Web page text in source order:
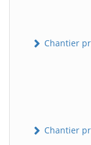
Chantier
Chantier